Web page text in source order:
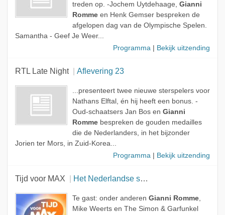
treden op. -Jochem Uytdehaage, Gianni
Rommeen Henk Gemser bespreken de
afgelopen dag van de Olympische Spelen.
Samantha - Geef Je Weer...
Programma
Bekijk uitzending
RTL Late Night Aflevering 23
...presenteert twee nieuwe sterspelers voor
Nathans Elftal, én hij heeft een bonus. -
Oud-schaatsers Jan Bos en Gianni
Rommebespreken de gouden medailles
die de Nederlanders, in het bijzonder
Jorien ter Mors, in Zuid-Korea...
Programma
Bekijk uitzending
Tijd voor MAX Het Nederlandse succes in Pyeongchang
Te gast: onder anderen Gianni Romme,
Mike Weerts en The Simon & Garfunkel